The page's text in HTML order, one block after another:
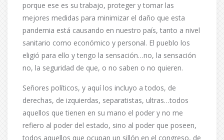
porque ese es su trabajo, proteger y tomar las
mejores medidas para minimizar el daño que esta
pandemia está causando en nuestro país, tanto a nivel
sanitario como económico y personal. El pueblo los
eligió para ello y tengo la sensación…no, la sensación
no, la seguridad de que, o no saben o no quieren.
Señores políticos, y aquí los incluyo a todos, de
derechas, de izquierdas, separatistas, ultras…todos
aquellos que tienen en su mano el poder y no me
refiero al poder del estado, sino al poder que poseen,
todos aquellos que ocupan un sillón en el congreso, de